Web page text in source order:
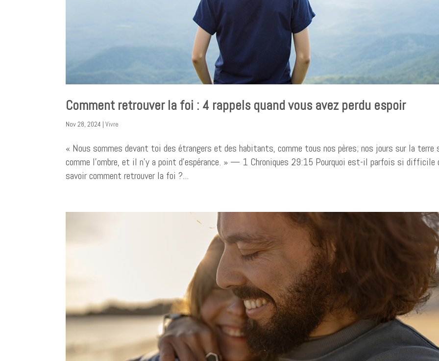
Comment retrouver la foi : 4 rappels quand vous avez perdu espoir
Nov 28, 2024 |Vivre
« Nous sommes devant toi des étrangers et des habitants, comme tous nos pères; nos jours sur la terre
comme l’ombre, et il n’y a point d’espérance. » — 1 Chroniques 29:15 Pourquoi est-il parfois si difficile
savoir comment retrouver la foi ?...